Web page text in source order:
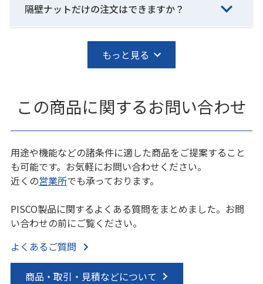
隔壁ナットだけの注文はできますか？
もっと見る
この商品に関するお問い合わせ
用途や機能などの諸条件に適した商品をご提案すること
も可能です。お気軽にお問い合わせください。
近くの営業所でも承っております。
PISCO製品に関するよくある質問をまとめました。お問
い合わせの前にご覧ください。
よくあるご質問
商品・取引・見積などについて